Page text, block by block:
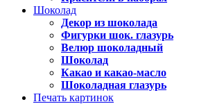
Шоколад
Декор из шоколада
Фигурки шок. глазурь
Велюр шоколадный
Шоколад
Какао и какао-масло
Шоколадная глазурь
Печать картинок